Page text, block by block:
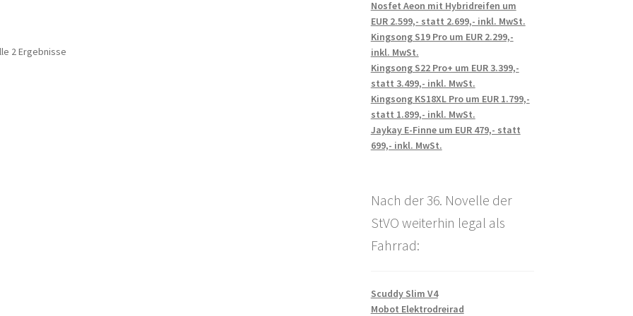
2 Ergebnisse
Nosfet Aeon mit Hybridreifen um
EUR 2.599,- statt 2.699,- inkl. MwSt.
Kingsong S19 Pro um EUR 2.299,-
inkl. MwSt.
Kingsong S22 Pro+ um EUR 3.399,-
statt 3.499,- inkl. MwSt.
Kingsong KS18XL Pro um EUR 1.799,-
statt 1.899,- inkl. MwSt.
Jaykay E-Finne um EUR 479,- statt
699,- inkl. MwSt.
Nach der 36. Novelle der
StVO weiterhin legal als
Fahrrad:
Scuddy Slim V4
Mobot Elektrodreirad